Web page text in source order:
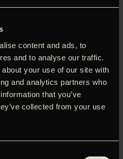
content and ads, to
and to analyse our traffic.
your use of our site with
and analytics partners who
that you’ve
collected from your use
Huppert) underviser i